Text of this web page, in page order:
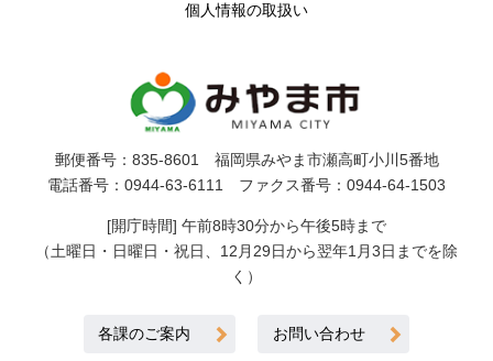
個人情報の取扱い
郵便番号：835-8601 福岡県みやま市瀬高町小川5番地
電話番号：0944-63-6111 ファクス番号：0944-64-1503
[開庁時間] 午前8時30分から午後5時まで
（土曜日・日曜日・祝日、12月29日から翌年1月3日までを除
く）
各課のご案内 お問い合わせ